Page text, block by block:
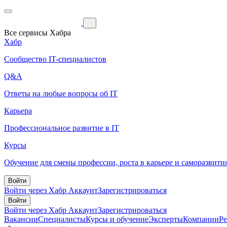
Все сервисы Хабра
Хабр
Сообщество IT-специалистов
Q&A
Ответы на любые вопросы об IT
Карьера
Профессиональное развитие в IT
Курсы
Обучение для смены профессии, роста в карьере и
Войти
Войти через Хабр АккаунтЗарегистрироваться
Войти
Войти через Хабр АккаунтЗарегистрироваться
ВакансииСпециалистыКурсы и обучениеЭкспертыКомпании